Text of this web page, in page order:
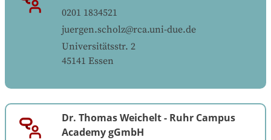
0201 1834521
juergen.scholz@rca.uni-due.de
Universitätsstr. 2
45141 Essen
Dr. Thomas Weichelt - Ruhr Campus
Academy gGmbH